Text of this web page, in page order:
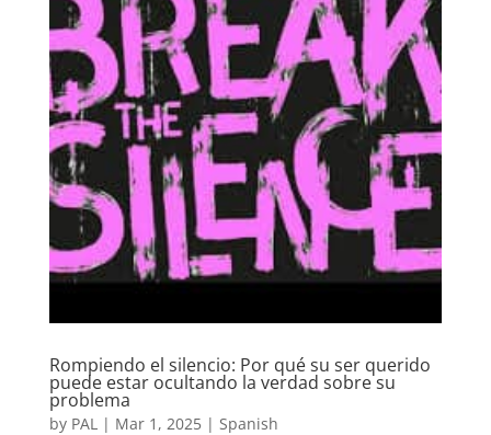
Rompiendo el silencio: Por qué su ser querido
puede estar ocultando la verdad sobre su
problema
by PAL | Mar 1, 2025| Spanish